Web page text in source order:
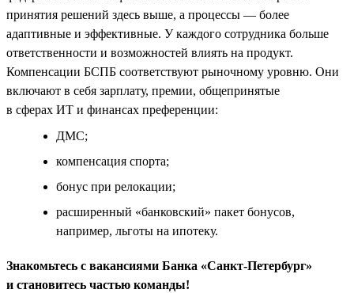
принятия решений здесь выше, а процессы — более
адаптивные и эффективные. У каждого сотрудника больше
ответственности и возможностей влиять на продукт.
Компенсации БСПБ соответствуют рыночному уровню. Они
включают в себя зарплату, премии, общепринятые
в сферах ИТ и финансах преференции:
ДМС;
компенсация спорта;
бонус при релокации;
расширенный «банковский» пакет бонусов,
например, льготы на ипотеку.
Знакомьтесь с вакансиями Банка «Санкт-Петербург»
и становитесь частью команды!